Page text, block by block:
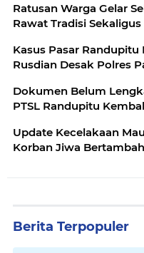
Ratusan Warga Gelar
Rawat Tradisi
Kasus Pasar
Rusdian Desak Polres
Dokumen Belum
PTSL Randupitu
Update Kecelakaan
Korban Jiwa
Berita Terpopuler